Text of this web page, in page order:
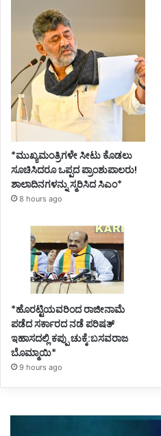
*ಮುಖ್ಯಮಂತ್ರಿಗಳೇ ಸೀಟು ಕೊಡಲು
ಸೂಚಿಸಿದರೂ ಒಪ್ಪದ ಪ್ರಾಂಶುಪಾಲರು!
ಶಾಲಾದಿನಗಳನ್ನು ಸ್ಮರಿಸಿದ ಸಿಎಂ*
8 hours ago
*ಹೊರಟ್ಟಿಯವರಿಂದ ರಾಜೀನಾಮೆ
ಪಡೆದ ಸರ್ಕಾರದ ನಡೆ ಪರಿಷತ್
ಇಹಾಸದಲ್ಲಿ ಕಪ್ಪು ಚುಕ್ಕೆ:ಬಸವರಾಜ
ಬೊಮ್ಮಾಯಿ*
9 hours ago